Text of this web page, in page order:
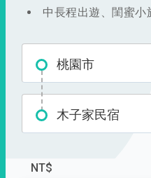
中長程出遊、閨蜜小
桃園市
木子家民宿
NT$